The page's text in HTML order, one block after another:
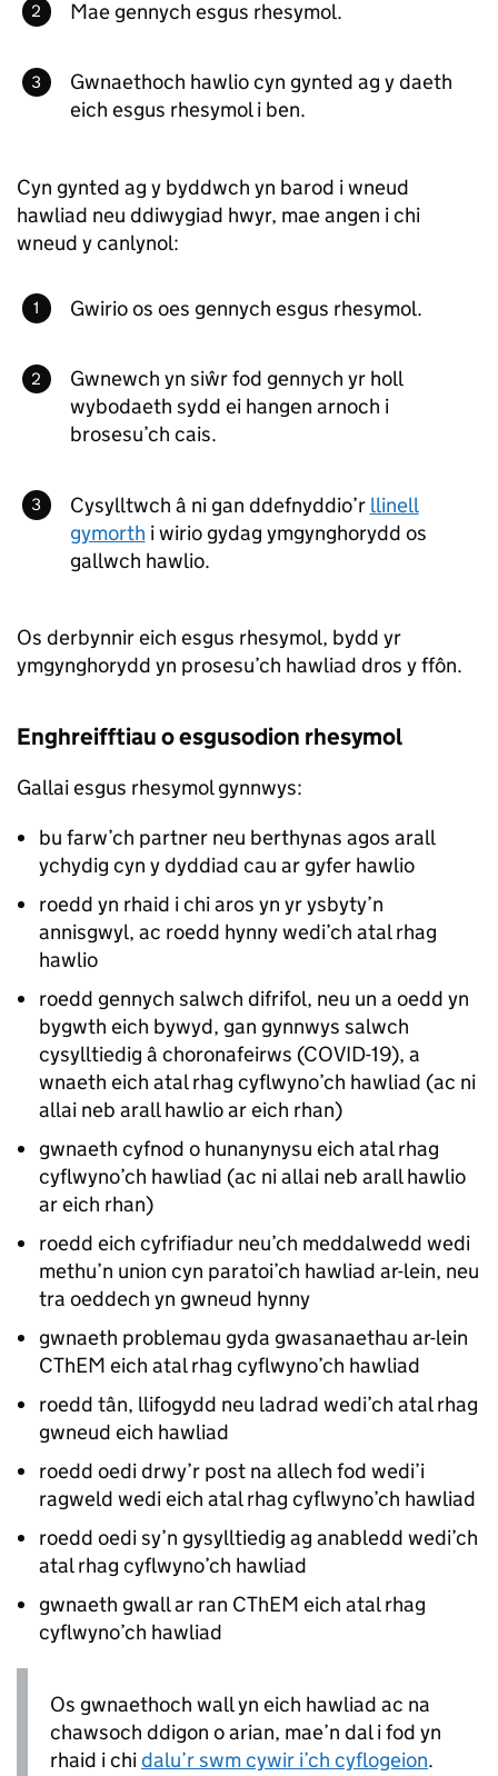
Mae gennych esgus rhesymol.
Gwnaethoch hawlio cyn gynted ag y daeth
eich esgus rhesymol i ben.
Cyn gynted ag y byddwch yn barod i wneud
hawliad neu ddiwygiad hwyr, mae angen i chi
wneud y canlynol:
Gwirio os oes gennych esgus rhesymol.
Gwnewch yn siŵr fod gennych yr holl
wybodaeth sydd ei hangen arnoch i
brosesu’ch cais.
Cysylltwch â ni gan ddefnyddio’r llinell
gymorth i wirio gydag ymgynghorydd os
gallwch hawlio.
Os derbynnir eich esgus rhesymol, bydd yr
ymgynghorydd yn prosesu’ch hawliad dros y ffôn.
Enghreifftiau o esgusodion rhesymol
Gallai esgus rhesymol gynnwys:
bu farw’ch partner neu berthynas agos arall
ychydig cyn y dyddiad cau ar gyfer hawlio
roedd yn rhaid i chi aros yn yr ysbyty’n
annisgwyl, ac roedd hynny wedi’ch atal rhag
hawlio
roedd gennych salwch difrifol, neu un a oedd yn
bygwth eich bywyd, gan gynnwys salwch
cysylltiedig â choronafeirws (COVID-19), a
wnaeth eich atal rhag cyflwyno’ch hawliad (ac ni
allai neb arall hawlio ar eich rhan)
gwnaeth cyfnod o hunanynysu eich atal rhag
cyflwyno’ch hawliad (ac ni allai neb arall hawlio
ar eich rhan)
roedd eich cyfrifiadur neu’ch meddalwedd wedi
methu’n union cyn paratoi’ch hawliad ar-lein, neu
tra oeddech yn gwneud hynny
gwnaeth problemau gyda gwasanaethau ar-lein
CThEM eich atal rhag cyflwyno’ch hawliad
roedd tân, llifogydd neu ladrad wedi’ch atal rhag
gwneud eich hawliad
roedd oedi drwy’r post na allech fod wedi’i
ragweld wedi eich atal rhag cyflwyno’ch hawliad
roedd oedi sy’n gysylltiedig ag anabledd wedi’ch
atal rhag cyflwyno’ch hawliad
gwnaeth gwall ar ran CThEM eich atal rhag
cyflwyno’ch hawliad
Os gwnaethoch wall yn eich hawliad ac na
chawsoch ddigon o arian, mae’n dal i fod yn
rhaid i chidalu’r swm cywir i’ch cyflogeion.